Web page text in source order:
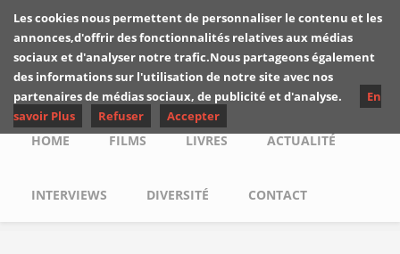
Skip to main content
Les critiques de
Yuyine
Main menu
HOME FILMS LIVRES ACTUALITÉ
INTERVIEWS DIVERSITÉ CONTACT
Les cookies nous permettent de personnaliser le contenu et les
annonces,d'offrir des fonctionnalités relatives aux médias
sociaux et d'analyser notre trafic.Nous partageons également
des informations sur l'utilisation de notre site avec nos
partenaires de médias sociaux, de publicité et d'analyse.
En
savoir Plus
Refuser Accepter